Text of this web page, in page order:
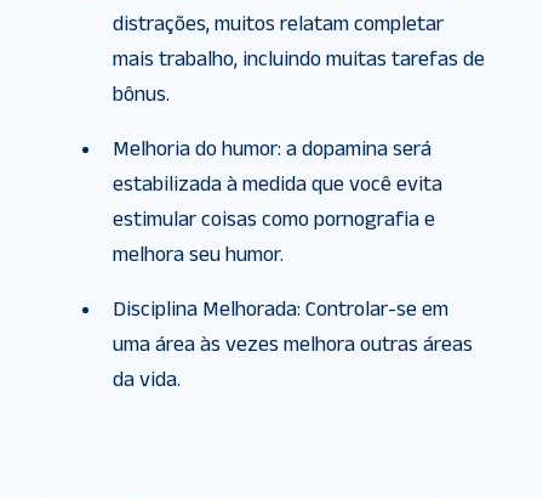
distrações, muitos relatam completar
mais trabalho, incluindo muitas tarefas de
bônus.
Melhoria do humor: a dopamina será
estabilizada à medida que você evita
estimular coisas como pornografia e
melhora seu humor.
Disciplina Melhorada: Controlar-se em
uma área às vezes melhora outras áreas
da vida.